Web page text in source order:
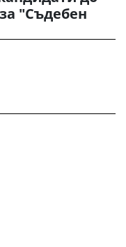
"Съдебен